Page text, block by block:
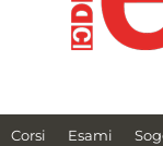
Corsi Esami